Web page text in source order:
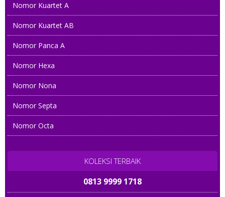
Nomor Kuartet A
Nomor Kuartet AB
Nomor Panca A
Nomor Hexa
Nomor Nona
Nomor Septa
Nomor Octa
KOLEKSI TERBAIK
0813 9999 1718